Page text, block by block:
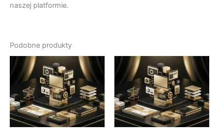
naszej platformie.
Podobne produkty